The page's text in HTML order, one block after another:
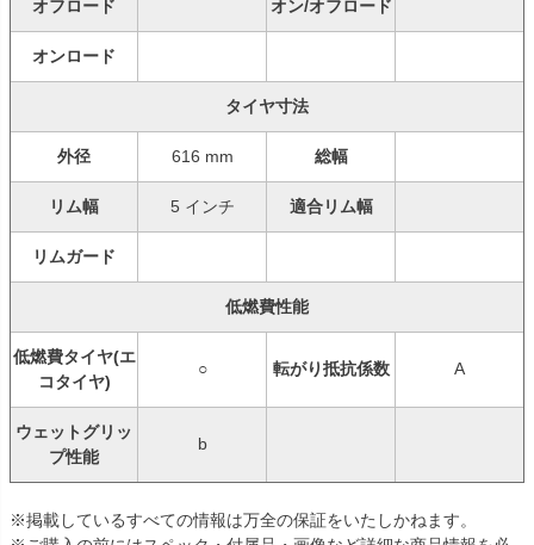
オフロード オン/オフロード
オンロード
タイヤ寸法
外径 616 mm 総幅
リム幅 5 インチ 適合リム幅
リムガード
低燃費性能
低燃費タイヤ(エ
コタイヤ)
○ 転がり抵抗係数 A
ウェットグリッ
プ性能
b
※掲載しているすべての情報は万全の保証をいたしかねます。